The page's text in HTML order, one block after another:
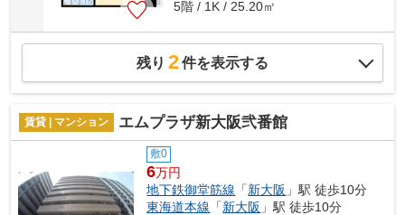
5階 / 1K / 25.20㎡
残り 2件を表示する
賃貸 | マンション エムプラザ新大阪弐番館
敷0
6万円
地下鉄御堂筋線 「新大阪 」駅 徒歩10分
東海道本線 「新大阪 」駅 徒歩10分